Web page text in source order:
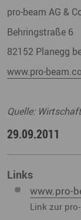
pro-beam AG &
Behringstraße 6
82152 Planegg
www.pro-
Quelle:
29.09.2011
Links
www.pro-
Link zur